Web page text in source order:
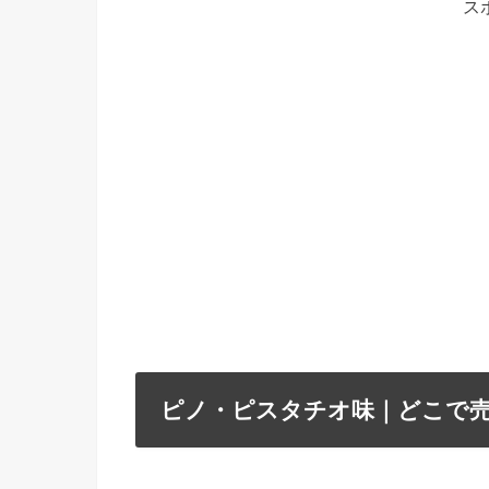
ス
ピノ・ピスタチオ味｜どこで